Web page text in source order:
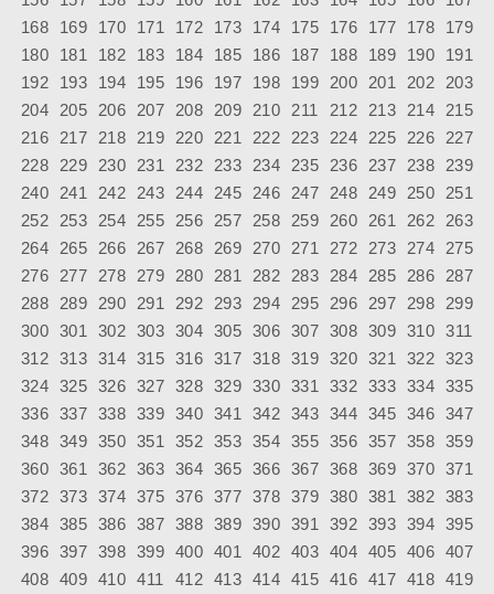
168
169 170 171 172 173 174 175 176 177 178
179
180
181 182 183 184 185 186 187 188 189 190
191
192
193 194 195 196 197 198 199 200 201 202
203
204
205 206 207 208 209 210 211 212 213 214
215
216
217 218 219 220 221 222 223 224 225 226
227
228
229 230 231 232 233 234 235 236 237 238
239
240
241 242 243 244 245 246 247 248 249 250
251
252
253 254 255 256 257 258 259 260 261 262
263
264
265 266 267 268 269 270 271 272 273 274
275
276
277 278 279 280 281 282 283 284 285 286
287
288
289 290 291 292 293 294 295 296 297 298
299
300 301 302 303 304 305 306 307 308 309 310
311
312 313 314 315 316 317 318 319 320 321 322 323
324 325 326 327 328 329 330 331 332 333 334 335
336 337 338 339 340 341 342 343 344 345 346 347
348 349 350 351 352 353 354 355 356 357 358 359
360 361 362 363 364 365 366 367 368 369 370 371
372 373 374 375 376 377 378 379 380 381 382 383
384 385 386 387 388 389 390 391 392 393 394 395
396 397 398 399 400 401 402 403 404 405 406 407
408 409 410 411 412 413 414 415 416 417 418 419